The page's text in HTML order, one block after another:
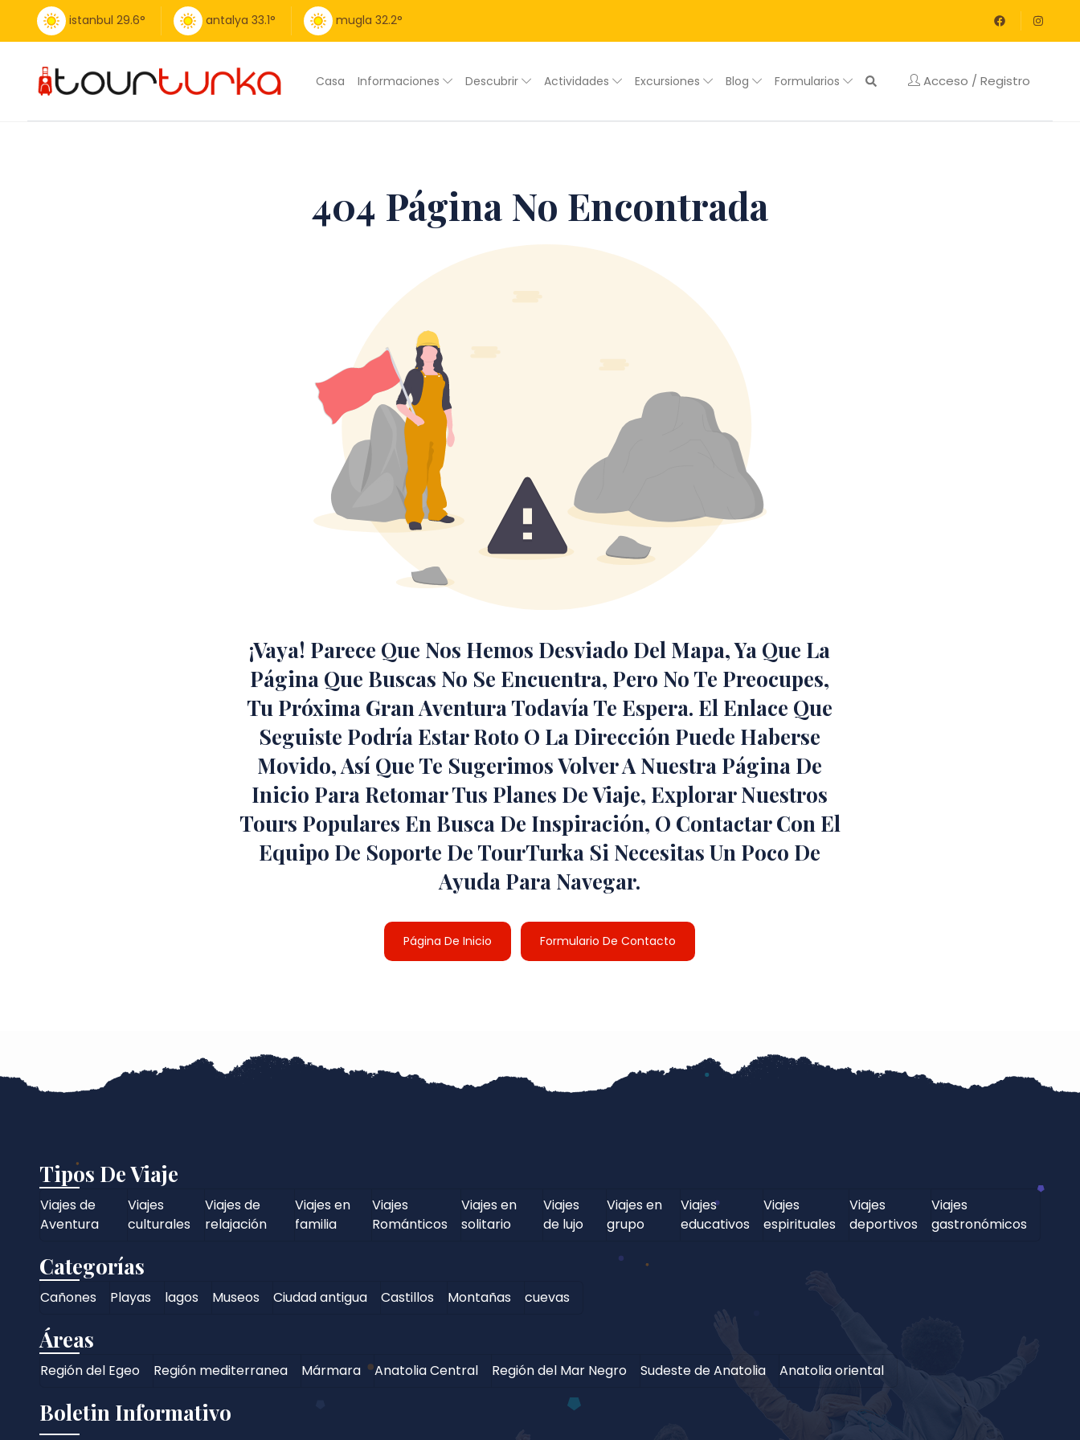
istanbul 29.6° antalya 33.1° mugla 32.2°
Casa Informaciones Descubrir Actividades Excursiones Blog Formularios Acceso / Registro
404 Página No Encontrada
¡Vaya! Parece Que Nos Hemos Desviado Del Mapa, Ya Que La
Página Que Buscas No Se Encuentra, Pero No Te Preocupes,
Tu Próxima Gran Aventura Todavía Te Espera. El Enlace Que
Seguiste Podría Estar Roto O La Dirección Puede Haberse
Movido, Así Que Te Sugerimos Volver A Nuestra Página De
Inicio Para Retomar Tus Planes De Viaje, Explorar Nuestros
Tours Populares En Busca De Inspiración, O Contactar Con El
Equipo De Soporte De TourTurka Si Necesitas Un Poco De
Ayuda Para Navegar.
Página De Inicio Formulario De Contacto
Tipos De Viaje
Viajes de
Aventura
Viajes
culturales
Viajes de
relajación
Viajes en
familia
Viajes
Románticos
Viajes en
solitario
Viajes
de lujo
Viajes en
grupo
Viajes
educativos
Viajes
espirituales
Viajes
deportivos
Viajes
gastronómicos
Categorías
Cañones Playas lagos Museos Ciudad antigua Castillos Montañas cuevas
Áreas
Región del Egeo Región mediterranea Mármara Anatolia Central Región del Mar Negro Sudeste de Anatolia Anatolia oriental
Boletin Informativo